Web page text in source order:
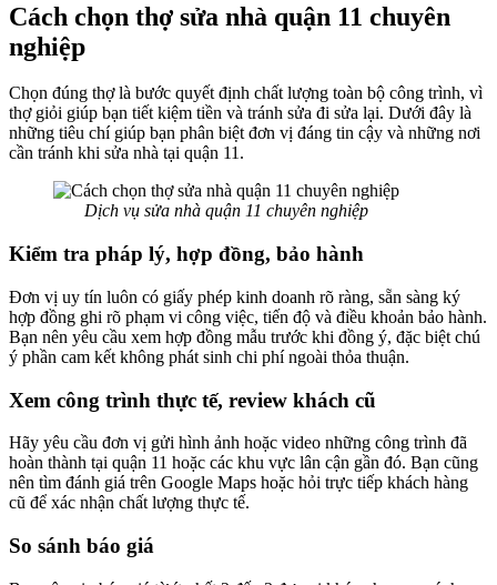
Cách chọn thợ sửa nhà quận 11 chuyên
nghiệp
Chọn đúng thợ là bước quyết định chất lượng toàn bộ công trình, vì
thợ giỏi giúp bạn tiết kiệm tiền và tránh sửa đi sửa lại. Dưới đây là
những tiêu chí giúp bạn phân biệt đơn vị đáng tin cậy và những nơi
cần tránh khi sửa nhà tại quận 11.
Dịch vụ sửa nhà quận 11 chuyên nghiệp
Kiểm tra pháp lý, hợp đồng, bảo hành
Đơn vị uy tín luôn có giấy phép kinh doanh rõ ràng, sẵn sàng ký
hợp đồng ghi rõ phạm vi công việc, tiến độ và điều khoản bảo hành.
Bạn nên yêu cầu xem hợp đồng mẫu trước khi đồng ý, đặc biệt chú
ý phần cam kết không phát sinh chi phí ngoài thỏa thuận.
Xem công trình thực tế, review khách cũ
Hãy yêu cầu đơn vị gửi hình ảnh hoặc video những công trình đã
hoàn thành tại quận 11 hoặc các khu vực lân cận gần đó. Bạn cũng
nên tìm đánh giá trên Google Maps hoặc hỏi trực tiếp khách hàng
cũ để xác nhận chất lượng thực tế.
So sánh báo giá